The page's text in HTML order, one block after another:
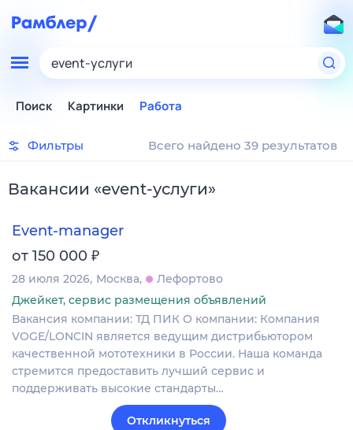
event-услуги
Поиск Картинки Работа
Фильтры Всего найдено 39 результатов
Вакансии «event-услуги»
Event-manager
от 150 000 ₽
28 июля 2026 Москва
Лефортово
Джейкет, сервис размещения объявлений
Вакансия компании: ТД ПИК О компании: Компания
VOGE/LONCIN является ведущим дистрибьютором
качественной мототехники в России. Наша команда
стремится предоставить лучший сервис и
поддерживать высокие стандарты…
Откликнуться